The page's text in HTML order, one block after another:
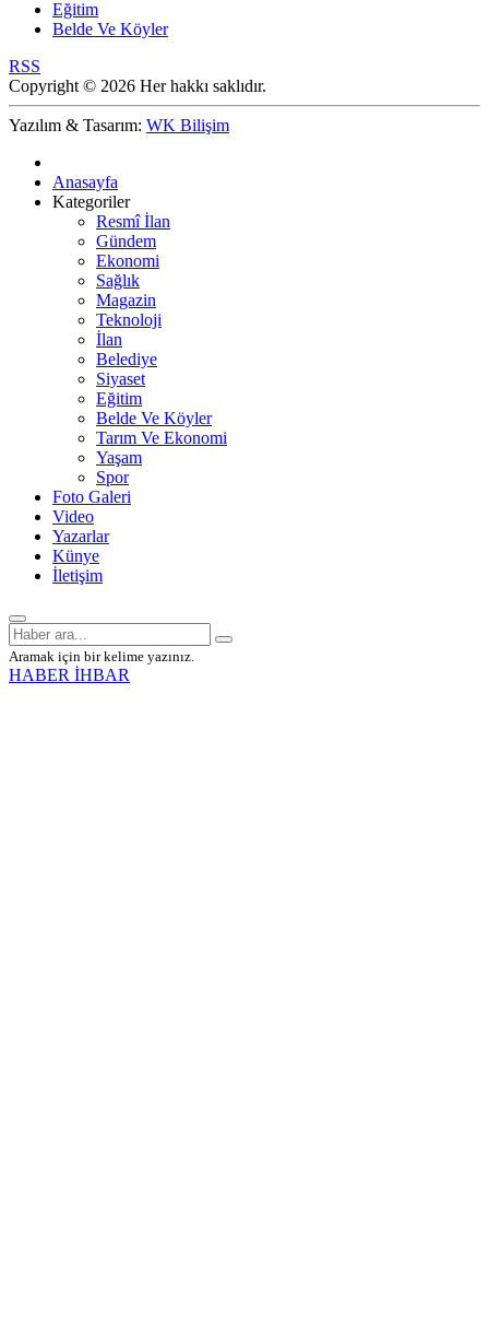
Eğitim
Belde Ve Köyler
RSS
Copyright © 2026 Her hakkı saklıdır.
Yazılım & Tasarım: WK Bilişim
Anasayfa
Kategoriler
Resmî İlan
Gündem
Ekonomi
Sağlık
Magazin
Teknoloji
İlan
Belediye
Siyaset
Eğitim
Belde Ve Köyler
Tarım Ve Ekonomi
Yaşam
Spor
Foto Galeri
Video
Yazarlar
Künye
İletişim
Aramak için bir kelime yazınız.
HABER İHBAR